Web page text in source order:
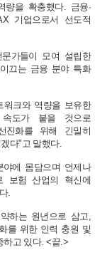
을 확충했다. 금융·
기업으로서 선도적
가들이 모여 설립한
끄는 금융 분야 특화
워크와 역량을 보유한
도가 붙을 것으로
진화를 위해 긴밀히
다"고 말했다.
에 몸담으며 언제나
보험 산업의 혁신에
.
하는 원년으로 삼고,
를 위한 인력 충원 및
하고 있다. <끝.>